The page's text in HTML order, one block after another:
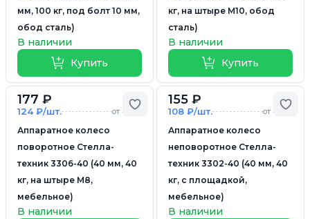
мм, 100 кг, под болт 10 мм,
обод сталь)
В наличии
Купить
кг, на штыре М10, обод
сталь)
В наличии
Купить
Добавить в избранное
177 ₽
124 ₽/шт. от 4 шт.
Аппаратное колесо
поворотное Стелла-
техник 3306-40 (40 мм, 40
кг, на штыре M8,
мебельное)
В наличии
155 ₽
108 ₽/шт. от 4 шт.
Аппаратное колесо
неповоротное Стелла-
техник 3302-40 (40 мм, 40
кг, с площадкой,
мебельное)
В наличии